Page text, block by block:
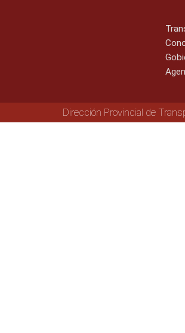
Dirección Provincial de